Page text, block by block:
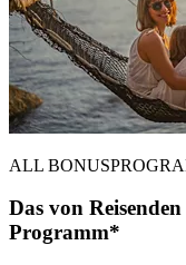
ALL
Das von
Programm*